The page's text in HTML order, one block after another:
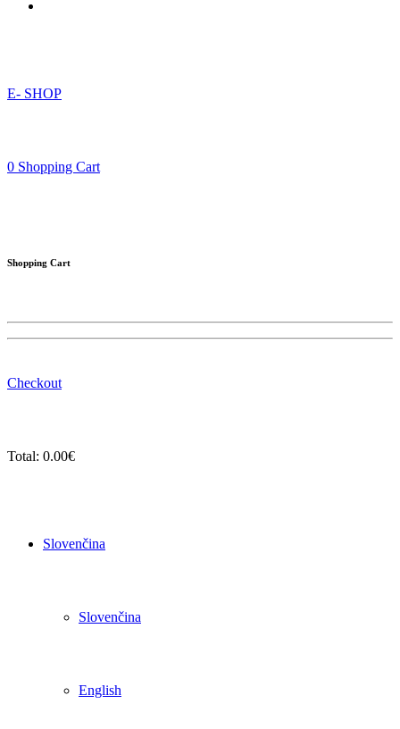
E- SHOP
0 Shopping Cart
Shopping Cart
Checkout
Total: 0.00€
Slovenčina
Slovenčina
English